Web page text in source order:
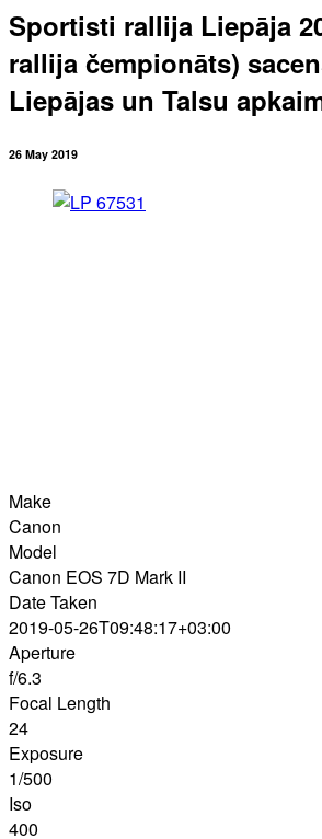
Sportisti rallija Liepāja
rallija čempionāts)
Liepājas un Talsu
26 May 2019
Make
Canon
Model
Canon EOS 7D Mark II
Date Taken
2019-05-26T09:48:17+03:00
Aperture
f/6.3
Focal Length
24
Exposure
1/500
Iso
400